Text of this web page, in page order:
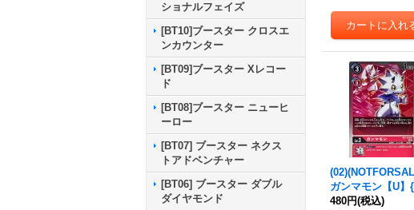
ショナルフェイズ
[BT10]ブースター クロスエ
ンカウンター
[BT09]ブースター Xレコー
ド
[BT08]ブースター ニューヒ
ーロー
[BT07] ブースター ネクス
トアドベンチャー
[BT06] ブースター ダブル
ダイヤモンド
ガンマモン【U】
-005}《赤》
480円(税込)